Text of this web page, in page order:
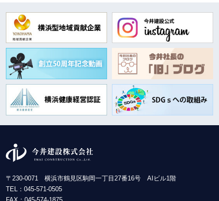
〒230-0071 横浜市鶴見区駒岡一丁目27番16号 AIビル1階
TEL： 045-571-0505
FAX：045-574-1875